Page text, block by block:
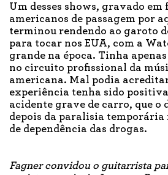
Um desses shows, gravado
americanos de passagem por
terminou rendendo ao garoto
para tocar nos EUA, com a
grande na época. Tinha
no circuito profissional da
americana. Mal podia
experiência tenha sido
acidente grave de carro, que o
depois da paralisia temporária
de dependência das drogas.
Fagner convidou o guitarrista